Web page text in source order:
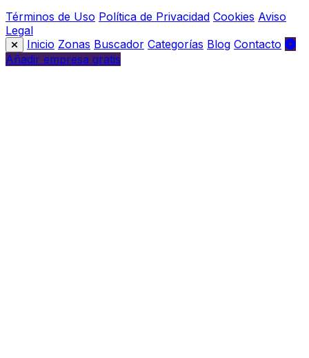
Términos de Uso Política de Privacidad Cookies Aviso
Legal
Inicio Zonas Buscador Categorías Blog Contacto
Añadir empresa gratis